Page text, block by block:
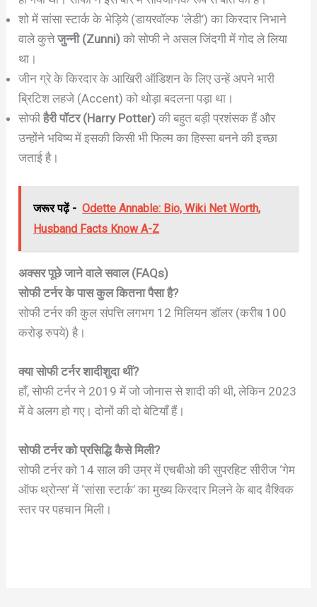
शो में सांसा स्टार्क के भेड़िये (डायरवॉल्फ ‘लेडी’) का किरदार निभाने
वाले कुत्तेजुन्नी (Zunni) को सोफी ने असल जिंदगी में गोद ले लिया
था।
जीन ग्रे के किरदार के आखिरी ऑडिशन के लिए उन्हें अपने भारी
ब्रिटिश लहजे (Accent) को थोड़ा बदलना पड़ा था।
सोफीहैरी पॉटर (Harry Potter) की बहुत बड़ी प्रशंसक हैं और
उन्होंने भविष्य में इसकी किसी भी फिल्म का हिस्सा बनने की इच्छा
जताई है।
जरूर पढ़ें - Odette Annable: Bio, Wiki Net Worth,
Husband Facts Know A-Z
अक्सर पूछे जाने वाले सवाल (FAQs)
सोफी टर्नर के पास कुल कितना पैसा है?
सोफी टर्नर की कुल संपत्ति लगभग 12 मिलियन डॉलर (करीब 100
करोड़ रुपये) है।
क्या सोफी टर्नर शादीशुदा थीं?
हाँ, सोफी टर्नर ने 2019 में जो जोनास से शादी की थी, लेकिन 2023
में वे अलग हो गए। दोनों की दो बेटियाँ हैं।
सोफी टर्नर को प्रसिद्धि कैसे मिली?
सोफी टर्नर को 14 साल की उम्र में एचबीओ की सुपरहिट सीरीज ‘गेम
ऑफ थ्रोन्स’ में ‘सांसा स्टार्क’ का मुख्य किरदार मिलने के बाद वैश्विक
स्तर पर पहचान मिली।